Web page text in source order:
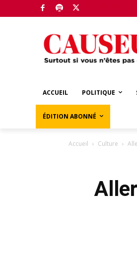
ACCUEIL POLITIQUE
ÉDITION ABONNÉ
Accueil Culture